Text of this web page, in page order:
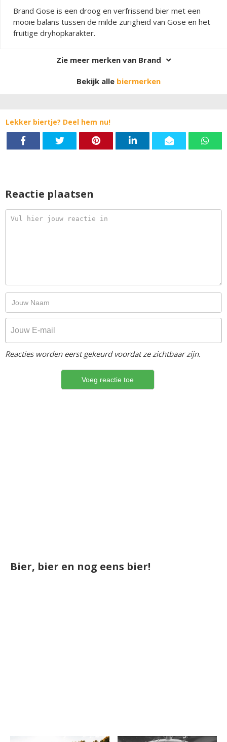
Brand Gose is een droog en verfrissend bier met een
mooie balans tussen de milde zurigheid van Gose en het
fruitige dryhopkarakter.
Zie meer merken van Brand
Bekijk alle biermerken
Lekker biertje? Deel hem nu!
Reactie plaatsen
Reacties worden eerst gekeurd voordat ze zichtbaar zijn.
Bier, bier en nog eens bier!